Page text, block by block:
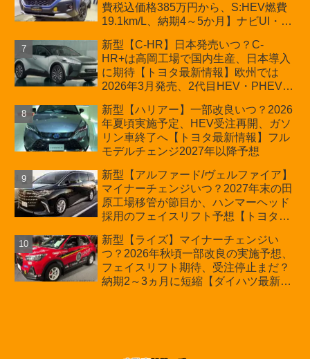
費税込価格385万円から、S:HEV燃費
19.1km/L、納期4～5か月】ナビUI・冬
カーオブザイヤーとJNCAP大賞受賞後
も残る注意点
新型【C-HR】日本発売いつ？C-
HR+は高岡工場で国内生産、日本導入
に期待【トヨタ最新情報】欧州では
2026年3月発売、2代目HEV・PHEVは
新型【ハリアー】一部改良いつ？2026
年夏頃実施予定、HEV受注再開、ガソ
リン車終了へ【トヨタ最新情報】フル
モデルチェンジ2027年以降予想
新型【アルファード/ヴェルファイア】
マイナーチェンジいつ？2027年末の田
原工場移管が節目か、ハンマーヘッド
採用のフェイスリフト予想【トヨタ最
費税込価格559万9000円から
新型【ライズ】マイナーチェンジい
つ？2026年秋頃一部改良の実施予想、
フェイスリフト期待、受注停止まだ？
納期2～3ヵ月に短縮【ダイハツ最新情